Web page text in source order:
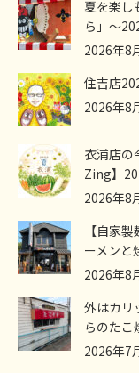
夏を楽し
ら」～
2026年8
住吉店
2026年8
衣浦店の
Zing】
2026年8
【自家
ーメンと
2026年8
外はカリ
らのたこ
2026年7